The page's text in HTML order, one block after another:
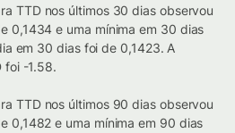
TTD nos últimos 30 dias observou
0,1434 e uma mínima em 30 dias
em 30 dias foi de 0,1423. A
foi -1.58.
TTD nos últimos 90 dias observou
0,1482 e uma mínima em 90 dias